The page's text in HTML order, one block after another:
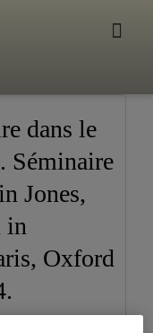
dans le
Séminaire
Jones,
in
Oxford